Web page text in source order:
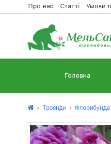
Про нас Статті Умови
Головна
> Троянди > Флорибунда